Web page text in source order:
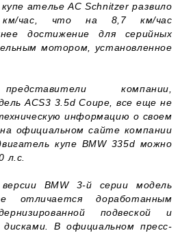
ателье AC Schnitzer развило
км/час, что на 8,7 км/час
достижение для серийных
мотором, установленное
компании,
ACS3 3.5d Coupe, все еще не
информацию о своем
официальном сайте компании
купе BMW 335d можно
л.с.
BMW 3-й серии модель
отличается доработанным
подвеской и
В официальном пресс-